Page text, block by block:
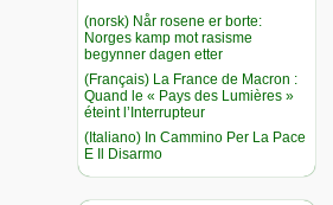
(norsk) Når rosene er borte:
Norges kamp mot rasisme
begynner dagen etter
(Français) La France de Macron :
Quand le « Pays des Lumières »
éteint l’Interrupteur
(Italiano) In Cammino Per La Pace
E Il Disarmo